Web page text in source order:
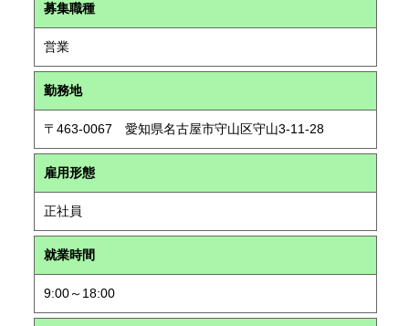
募集職種
営業
勤務地
〒463-0067 愛知県名古屋市守山区守山3-11-28
雇用形態
正社員
就業時間
9:00～18:00